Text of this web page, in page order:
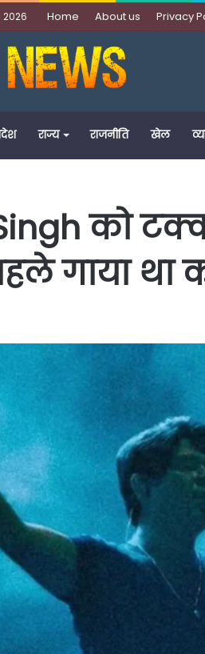
2026 Home About us Privacy
राज्य राजनीति खेल
को
गाया था